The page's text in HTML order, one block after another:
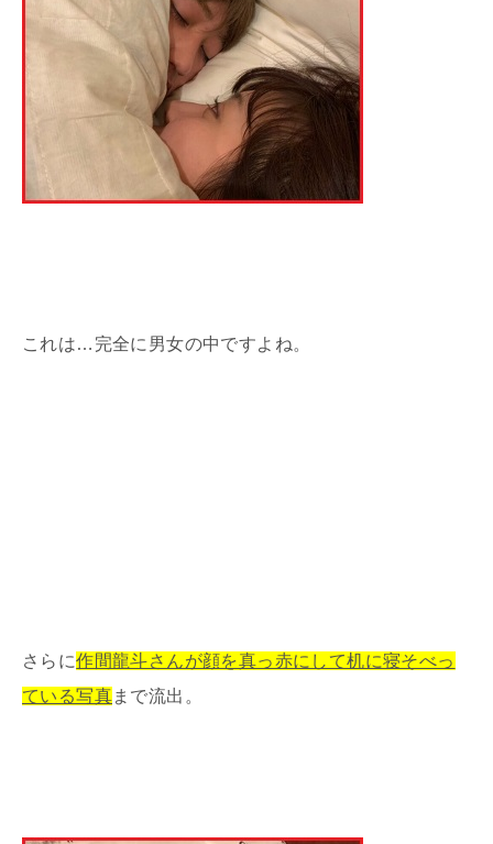
これは…完全に男女の中ですよね。
さらに作間龍斗さんが顔を真っ赤にして机に寝そべっ
ている写真まで流出。